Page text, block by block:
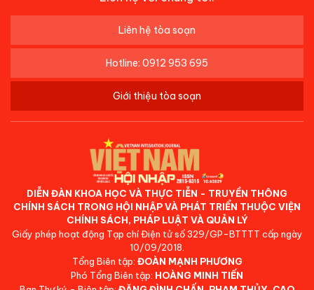
Liên hệ tòa soạn
Hotline: 0912 953 695
Giới thiệu tòa soạn
DIỄN ĐÀN KHOA HỌC VÀ THỰC TIỄN - TRUYỀN THÔNG
CHÍNH SÁCH TRONG HỘI NHẬP VÀ PHÁT TRIỂN THUỘC VIỆN
CHÍNH SÁCH, PHÁP LUẬT VÀ QUẢN LÝ
Giấy phép hoạt động Tạp chí Điện tử số 329/GP-BTTTT cấp ngày
10/09/2018.
Tổng Biên tập: ĐOÀN MẠNH PHƯƠNG
Phó Tổng Biên tập: HOÀNG MINH TIẾN